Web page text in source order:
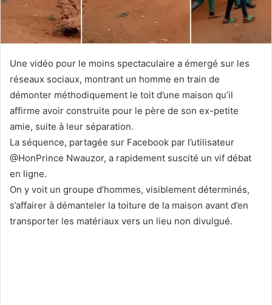
Une vidéo pour le moins spectaculaire a émergé sur les
réseaux sociaux, montrant un homme en train de
démonter méthodiquement le toit d’une maison qu’il
affirme avoir construite pour le père de son ex-petite
amie, suite à leur séparation.
La séquence, partagée sur Facebook par l’utilisateur
@HonPrince Nwauzor, a rapidement suscité un vif débat
en ligne.
On y voit un groupe d’hommes, visiblement déterminés,
s’affairer à démanteler la toiture de la maison avant d’en
transporter les matériaux vers un lieu non divulgué.